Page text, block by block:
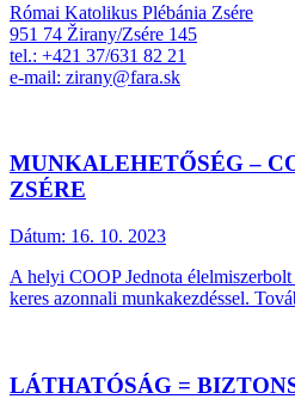
Római Katolikus Plébánia Zsére
951 74 Žirany/Zsére 145
tel.: +421 37/631 82 21
e-mail: zirany@fara.sk
MUNKALEHETŐSÉG –
ZSÉRE
Dátum: 16. 10. 2023
A helyi COOP Jednota
keres azonnali munkakezdéssel.
LÁTHATÓSÁG =